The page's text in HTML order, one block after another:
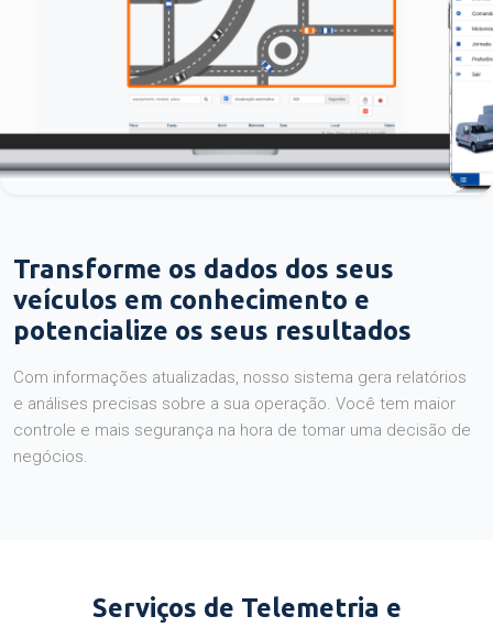
Transforme os dados dos seus
veículos em conhecimento e
potencialize os seus resultados
Com informações atualizadas, nosso sistema gera relatórios
e análises precisas sobre a sua operação. Você tem maior
controle e mais segurança na hora de tomar uma decisão de
negócios.
Serviços de Telemetria e